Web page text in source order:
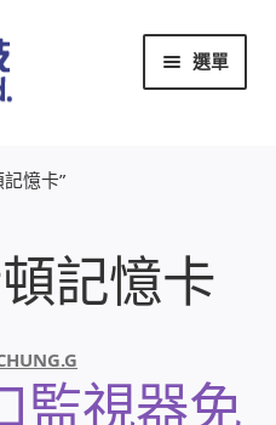
選單
憶卡”
記憶卡
監視器免